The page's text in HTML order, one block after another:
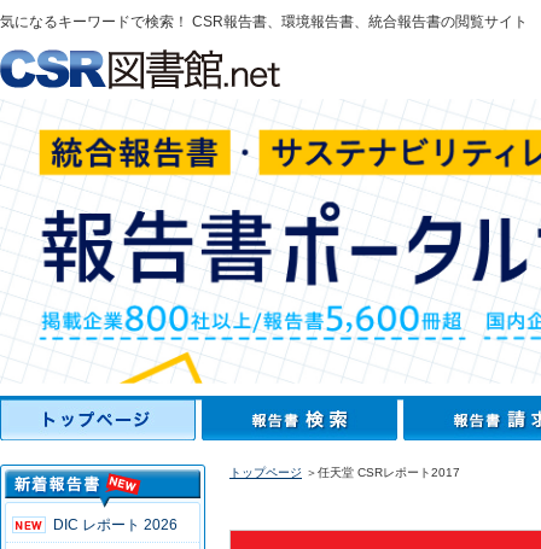
気になるキーワードで検索！ CSR報告書、環境報告書、統合報告書の閲覧サイト
DIC レポート 2026
トップページ ＞任天堂 CSRレポート2017